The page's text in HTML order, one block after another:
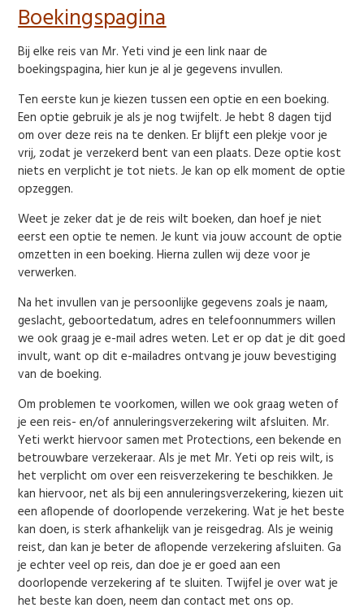
Boekingspagina
Bij elke reis van Mr. Yeti vind je een link naar de
boekingspagina, hier kun je al je gegevens invullen.
Ten eerste kun je kiezen tussen een optie en een boeking.
Een optie gebruik je als je nog twijfelt. Je hebt 8 dagen tijd
om over deze reis na te denken. Er blijft een plekje voor je
vrij, zodat je verzekerd bent van een plaats. Deze optie kost
niets en verplicht je tot niets. Je kan op elk moment de optie
opzeggen.
Weet je zeker dat je de reis wilt boeken, dan hoef je niet
eerst een optie te nemen. Je kunt via jouw account de optie
omzetten in een boeking. Hierna zullen wij deze voor je
verwerken.
Na het invullen van je persoonlijke gegevens zoals je naam,
geslacht, geboortedatum, adres en telefoonnummers willen
we ook graag je e-mail adres weten. Let er op dat je dit goed
invult, want op dit e-mailadres ontvang je jouw bevestiging
van de boeking.
Om problemen te voorkomen, willen we ook graag weten of
je een reis- en/of annuleringsverzekering wilt afsluiten. Mr.
Yeti werkt hiervoor samen met Protections, een bekende en
betrouwbare verzekeraar. Als je met Mr. Yeti op reis wilt, is
het verplicht om over een reisverzekering te beschikken. Je
kan hiervoor, net als bij een annuleringsverzekering, kiezen uit
een aflopende of doorlopende verzekering. Wat je het beste
kan doen, is sterk afhankelijk van je reisgedrag. Als je weinig
reist, dan kan je beter de aflopende verzekering afsluiten. Ga
je echter veel op reis, dan doe je er goed aan een
doorlopende verzekering af te sluiten. Twijfel je over wat je
het beste kan doen, neem dan contact met ons op.